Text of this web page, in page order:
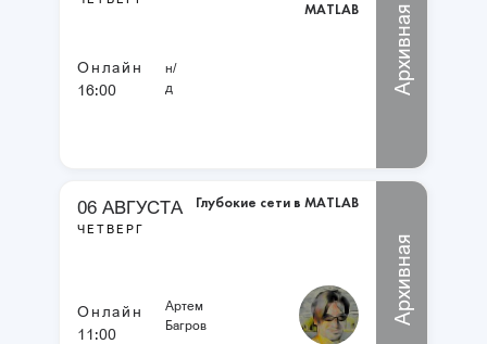
MATLAB
Онлайн
16:00
н/
д
Архивная
06 АВГУСТА
ЧЕТВЕРГ
Глубокие сети в MATLAB
Онлайн
11:00
Артем
Багров
Архивная